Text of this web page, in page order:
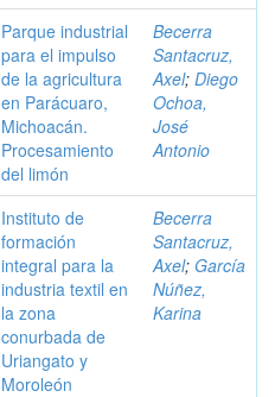
Parque industrial
para el impulso
de la agricultura
en Parácuaro,
Michoacán.
Procesamiento
del limón
Becerra
Santacruz,
Axel; Diego
Ochoa,
José
Antonio
Instituto de
formación
integral para la
industria textil en
la zona
conurbada de
Uriangato y
Moroleón
Becerra
Santacruz,
Axel; García
Núñez,
Karina